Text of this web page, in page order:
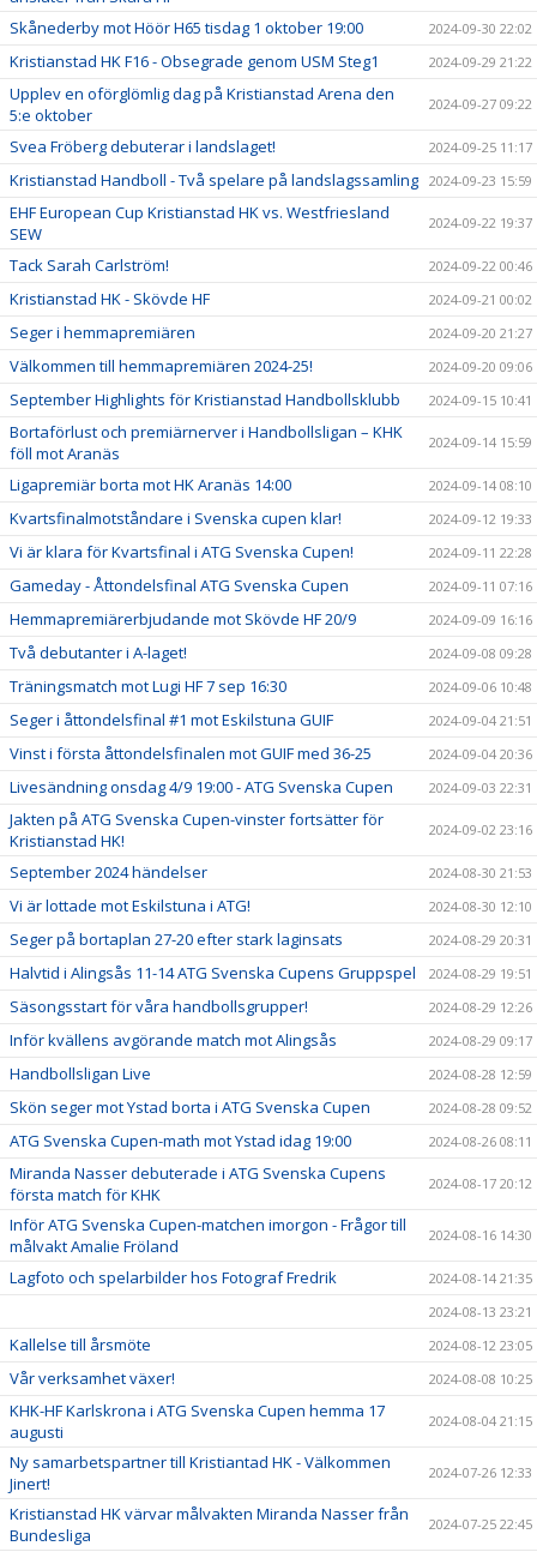
Skånederby mot Höör H65 tisdag 1 oktober 19:00
2024-09-30 22:02
Kristianstad HK F16 - Obsegrade genom USM Steg1 2024-09-29 21:22
Upplev en oförglömlig dag på Kristianstad Arena den
5:e oktober
2024-09-27 09:22
Svea Fröberg debuterar i landslaget! 2024-09-25 11:17
Kristianstad Handboll - Två spelare på landslagssamling 2024-09-23 15:59
EHF European Cup Kristianstad HK vs. Westfriesland
SEW
2024-09-22 19:37
Tack Sarah Carlström! 2024-09-22 00:46
Kristianstad HK - Skövde HF 2024-09-21 00:02
Seger i hemmapremiären 2024-09-20 21:27
Välkommen till hemmapremiären 2024-25! 2024-09-20 09:06
September Highlights för Kristianstad Handbollsklubb 2024-09-15 10:41
Bortaförlust och premiärnerver i Handbollsligan – KHK
föll mot Aranäs
2024-09-14 15:59
Ligapremiär borta mot HK Aranäs 14:00 2024-09-14 08:10
Kvartsfinalmotståndare i Svenska cupen klar! 2024-09-12 19:33
Vi är klara för Kvartsfinal i ATG Svenska Cupen! 2024-09-11 22:28
Gameday - Åttondelsfinal ATG Svenska Cupen 2024-09-11 07:16
Hemmapremiärerbjudande mot Skövde HF 20/9 2024-09-09 16:16
Två debutanter i A-laget! 2024-09-08 09:28
Träningsmatch mot Lugi HF 7 sep 16:30 2024-09-06 10:48
Seger i åttondelsfinal #1 mot Eskilstuna GUIF 2024-09-04 21:51
Vinst i första åttondelsfinalen mot GUIF med 36-25 2024-09-04 20:36
Livesändning onsdag 4/9 19:00 - ATG Svenska Cupen 2024-09-03 22:31
Jakten på ATG Svenska Cupen-vinster fortsätter för
Kristianstad HK!
2024-09-02 23:16
September 2024 händelser 2024-08-30 21:53
Vi är lottade mot Eskilstuna i ATG! 2024-08-30 12:10
Seger på bortaplan 27-20 efter stark laginsats 2024-08-29 20:31
Halvtid i Alingsås 11-14 ATG Svenska Cupens Gruppspel 2024-08-29 19:51
Säsongsstart för våra handbollsgrupper! 2024-08-29 12:26
Inför kvällens avgörande match mot Alingsås 2024-08-29 09:17
Handbollsligan Live 2024-08-28 12:59
Skön seger mot Ystad borta i ATG Svenska Cupen 2024-08-28 09:52
ATG Svenska Cupen-math mot Ystad idag 19:00 2024-08-26 08:11
Miranda Nasser debuterade i ATG Svenska Cupens
första match för KHK
2024-08-17 20:12
Inför ATG Svenska Cupen-matchen imorgon - Frågor till
målvakt Amalie Fröland
2024-08-16 14:30
Lagfoto och spelarbilder hos Fotograf Fredrik
2024-08-14 21:35
2024-08-13 23:21
Kallelse till årsmöte 2024-08-12 23:05
Vår verksamhet växer! 2024-08-08 10:25
KHK-HF Karlskrona i ATG Svenska Cupen hemma 17
augusti
2024-08-04 21:15
Ny samarbetspartner till Kristiantad HK - Välkommen
Jinert!
2024-07-26 12:33
Kristianstad HK värvar målvakten Miranda Nasser från
Bundesliga
2024-07-25 22:45